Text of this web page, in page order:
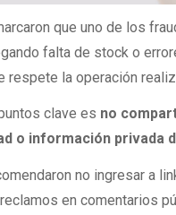
que uno de los
falta de stock o
respete la operación
clave es no
o información privada
no ingresar a
en comentarios